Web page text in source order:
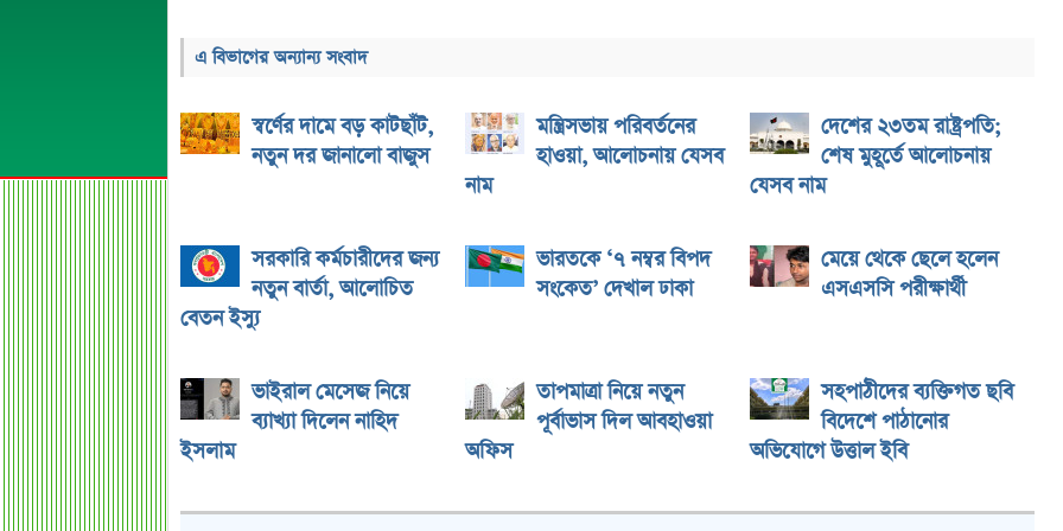
এ বিভাগের অন্যান্য সংবাদ
স্বর্ণের দামে বড় কাটছাঁট,
নতুন দর জানালো বাজুস
মন্ত্রিসভায় পরিবর্তনের
হাওয়া, আলোচনায় যেসব
নাম
দেশের ২৩তম রাষ্ট্রপতি;
শেষ মুহূর্তে আলোচনায়
যেসব নাম
সরকারি কর্মচারীদের জন্য
নতুন বার্তা, আলোচিত
বেতন ইস্যু
ভারতকে ‘৭ নম্বর বিপদ
সংকেত’ দেখাল ঢাকা
মেয়ে থেকে ছেলে হলেন
এসএসসি পরীক্ষার্থী
ভাইরাল মেসেজ নিয়ে
ব্যাখ্যা দিলেন নাহিদ
ইসলাম
তাপমাত্রা নিয়ে নতুন
পূর্বাভাস দিল আবহাওয়া
অফিস
সহপাঠীদের ব্যক্তিগত ছবি
বিদেশে পাঠানোর
অভিযোগে উত্তাল ইবি